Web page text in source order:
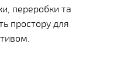
переробки та
простору для